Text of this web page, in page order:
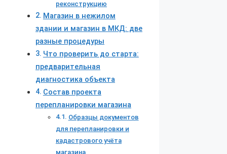
реконструкцию
Магазин в нежилом
здании и магазин в МКД: две
разные процедуры
Что проверить до старта:
предварительная
диагностика объекта
Состав проекта
перепланировки магазина
Образцы документов
для перепланировки и
кадастрового учёта
магазина